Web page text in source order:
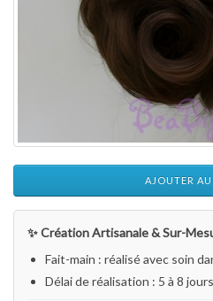
AJOUTER AU
✨ Création Artisanale & Sur-
Fait-main : réalisé avec soin
Délai de réalisation : 5 à 8